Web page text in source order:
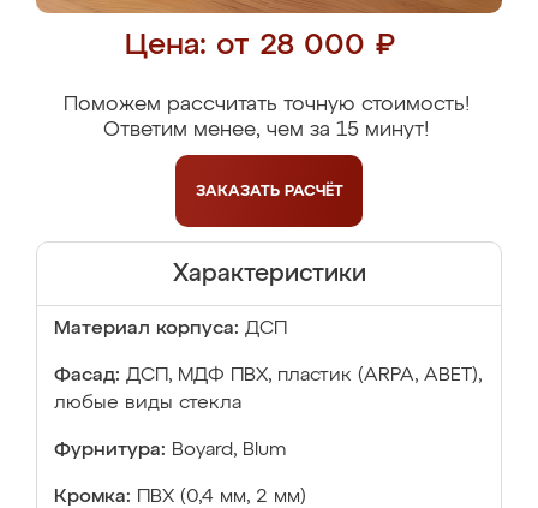
Цена: от 28 000 ₽
Поможем рассчитать точную стоимость!
Ответим менее, чем за 15 минут!
ЗАКАЗАТЬ РАСЧЁТ
Характеристики
Материал корпуса: ДСП
Фасад: ДСП, МДФ ПВХ, пластик (ARPA, ABET),
любые виды стекла
Фурнитура: Boyard, Blum
Кромка: ПВХ (0,4 мм, 2 мм)